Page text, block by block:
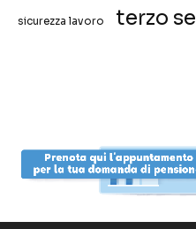
sicurezza lavoro terzo